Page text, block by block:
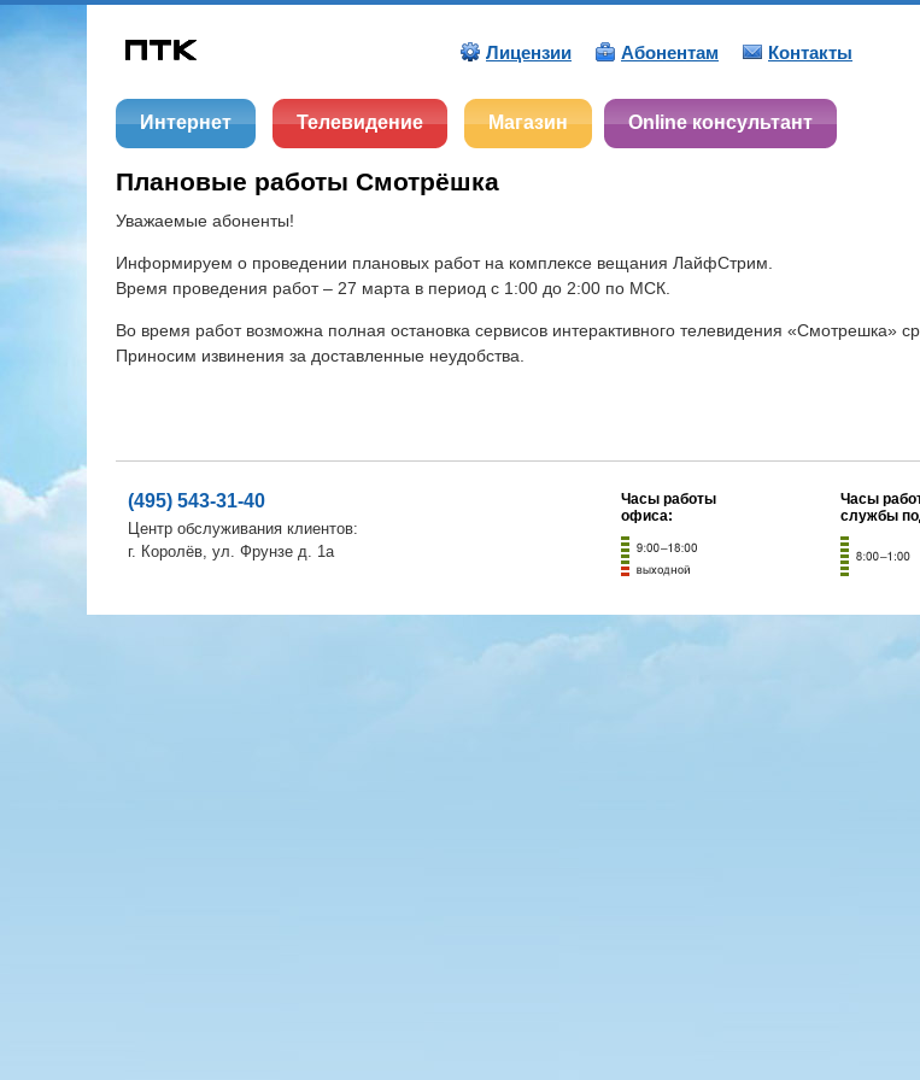
Лицензии Абонентам Контакты
Интернет Телевидение Магазин Online консультант
Плановые работы Смотрёшка
Уважаемые абоненты!
Информируем о проведении плановых работ на комплексе вещания ЛайфСтрим.
Время проведения работ – 27 марта в период с 1:00 до 2:00 по МСК.
Во время работ возможна полная остановка сервисов интерактивного телевидения «Смотрешка»
Приносим извинения за доставленные неудобства.
(495) 543-31-40
Центр обслуживания клиентов:
г. Королёв, ул. Фрунзе д. 1а
Часы работы
офиса:
Часы
службы